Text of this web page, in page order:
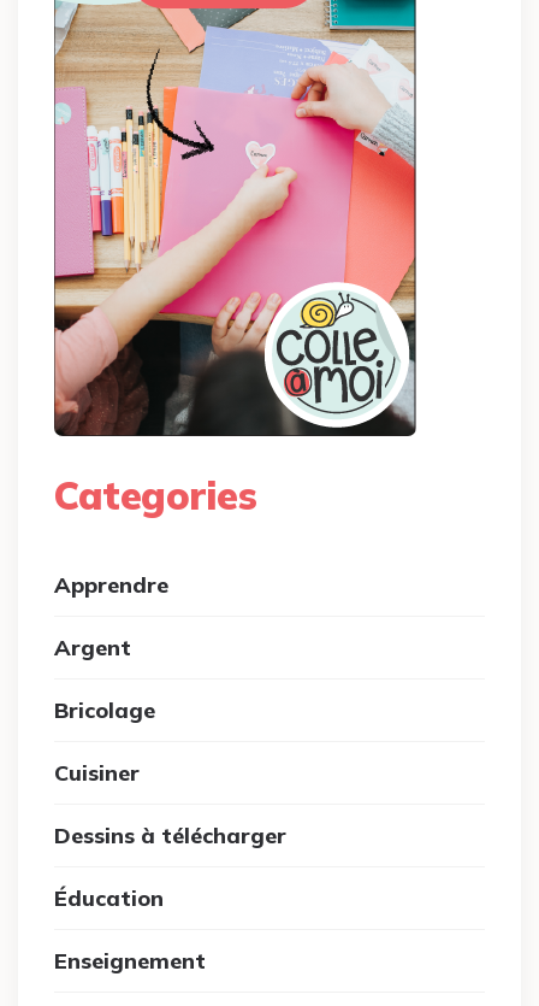
Categories
Apprendre
Argent
Bricolage
Cuisiner
Dessins à télécharger
Éducation
Enseignement